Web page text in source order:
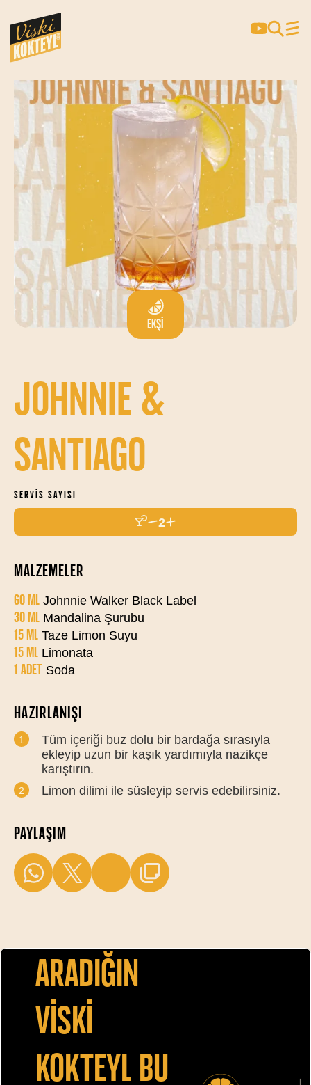
JOHNNIE & SANTIAGO
EKŞI
JOHNNIE &
SANTIAGO
SERVIS SAYISI
2
MALZEMELER
60 ML Johnnie Walker Black Label
30 ML Mandalina Şurubu
15 ML Taze Limon Suyu
15 ML Limonata
1 ADET Soda
HAZIRLANIŞI
Tüm içeriği buz dolu bir bardağa sırasıyla
ekleyip uzun bir kaşık yardımıyla nazikçe
karıştırın.
Limon dilimi ile süsleyip servis edebilirsiniz.
PAYLAŞIM
Aradiğin
vİskİ
kokteyl bu